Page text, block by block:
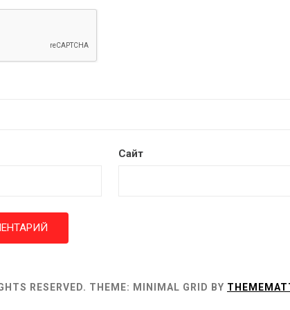
Сайт
RESERVED. THEME: MINIMAL GRID BY